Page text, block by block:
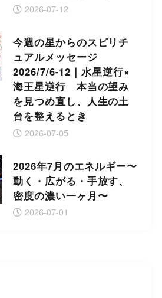
2026-07-12
今週の星からのスピリチ
ュアルメッセージ
2026/7/6-12｜水星逆行×
海王星逆行 本当の望み
を見つめ直し、人生の土
台を整えるとき
2026-07-05
2026年7月のエネルギー〜
動く・広がる・手放す、
密度の濃い一ヶ月〜
2026-07-01